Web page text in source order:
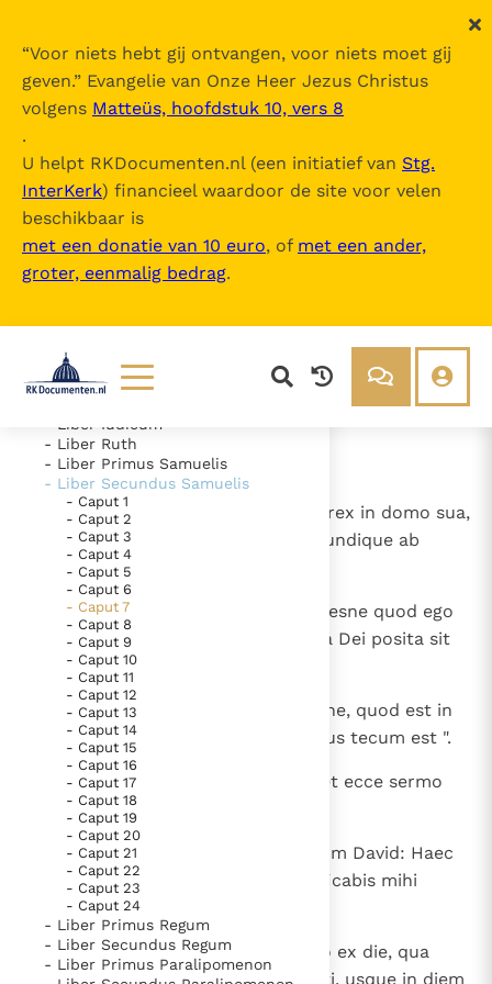
“Voor niets hebt gij ontvangen, voor niets moet gij
geven.” Evangelie van Onze Heer Jezus Christus
volgens Matteüs, hoofdstuk 10, vers 8
.
U helpt RKDocumenten.nl (een initiatief van Stg.
InterKerk) financieel waardoor de site voor velen
beschikbaar is
met een donatie van 10 euro, of met een ander,
groter, eenmalig bedrag.
Lezen
Documenten
Bijbel
Thema’s
Berichten
Denzinger
Over ons
Nieuwste Documenten
5. Het gebed van de Kerk
In Christus wordt onze honger vervuld
Leer de kostbare parel van Gods koninkrijk te
herkennen
Gods Koninkrijk groeit stilletjes door liefde, niet door
dwang
De mystiek. De mystieke verschijnselen en de
heiligheid
Berichten
Het Vaticaan publiceert een nieuwe Latijnse uitgave
van het Romeins martyrologium
Vaticaanse financiële waakhond verliest autonomie
Paus spreekt het Wereldvoedselprogramma toe
Nova Vulgata
Inhoudsopgave
uitklappen
- Vetus Testamentum
- Liber Exodus
- Liber Numeri
- Liber Deuteronomii
- Liber Iudicum
- Liber Ruth
- Liber Primus Samuelis
- Liber Secundus Samuelis
- Caput 1
- Caput 2
- Caput 3
- Caput 4
- Caput 5
- Caput 6
- Caput 7
- Caput 8
- Caput 9
- Caput 10
- Caput 11
- Caput 12
- Caput 13
- Caput 14
- Caput 15
- Caput 16
- Caput 17
- Caput 18
- Caput 19
- Caput 20
- Caput 21
- Caput 22
- Caput 23
- Caput 24
- Liber Primus Regum
- Liber Secundus Regum
- Liber Primus Paralipomenon
- Caput 7
Factum est autem cum sedisset rex in domo sua,
et Dominus dedisset ei requiem undique ab
universis inimicis suis,
dixit ad Nathan prophetam: " Videsne quod ego
habitem in domo cedrina, et arca Dei posita sit
in medio pellium? ".
Dixitque Nathan ad regem: " Omne, quod est in
corde tuo, vade, fac, quia Dominus tecum est ".
Factum est autem in nocte illa, et ecce sermo
Domini ad Nathan dicens:
" Vade et loquere ad servum meum David: Haec
dicit Dominus: Numquid tu aedificabis mihi
domum ad habitandum?
Numquam enim habitavi in domo ex die, qua
eduxi filios Israel de terra Aegypti, usque in diem